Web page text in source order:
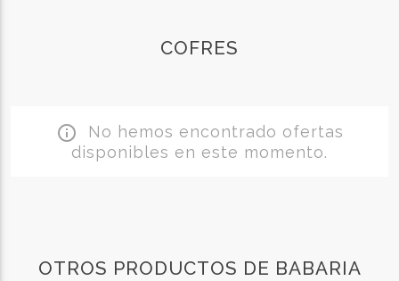
COFRES
info_outline No hemos encontrado ofertas
disponibles en este momento.
OTROS PRODUCTOS DE BABARIA